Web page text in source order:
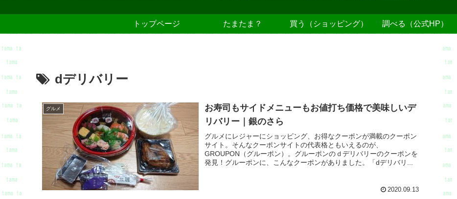
トップページ たまたま？ 買う（ショッピング） 調べる（公式HP）
dデリバリー
グルメ
お寿司もサイドメニューもお値打ち価格で美味しいデ
リバリー｜銀のさら
グルメにレジャーにショッピング、お得なクーポンが満載のクーポン
サイト。そんなクーポンサイトの代表格ともいえるのが、
GROUPON（グルーポン）。グルーポンのｄデリバリーのクーポンを
発見！グルーポンに、こんなクーポンがありました。「dデリバリ...
2020.09.13